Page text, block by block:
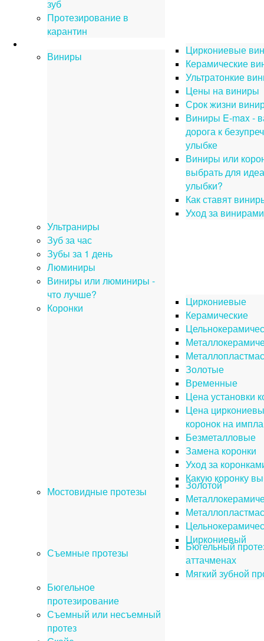
зуб
Протезирование в
карантин
Виниры
Циркониевые
Керамические
Ультратонкие
Цены на виниры
Срок жизни
Виниры E-max -
дорога к
улыбке
Виниры или
выбрать для
улыбки?
Как ставят
Уход за винирами
Ультраниры
Зуб за час
Зубы за 1 день
Люминиры
Виниры или люминиры -
что лучше?
Коронки
Циркониевые
Керамические
Золотые
Временные
Цена установки
Цена
коронок на
Безметалловые
Замена коронки
Уход за
Какую коронку
Мостовидные протезы
Золотой
Циркониевый
Съемные протезы
Бюгельный
аттачменах
Мягкий зубной
Бюгельное
протезирование
Съемный или несъемный
протез